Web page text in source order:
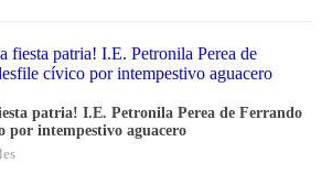
patria! I.E. Petronila Perea de Ferrando
por intempestivo aguacero